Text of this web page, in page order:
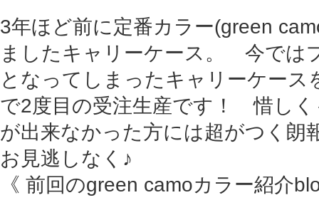
3年ほど前に定番カラー(green
ましたキャリーケース。 今では
となってしまったキャリーケース
で2度目の受注生産です！ 惜しく
が出来なかった方には超がつく朗
お見逃しなく♪
《 前回のgreen camoカラー紹介